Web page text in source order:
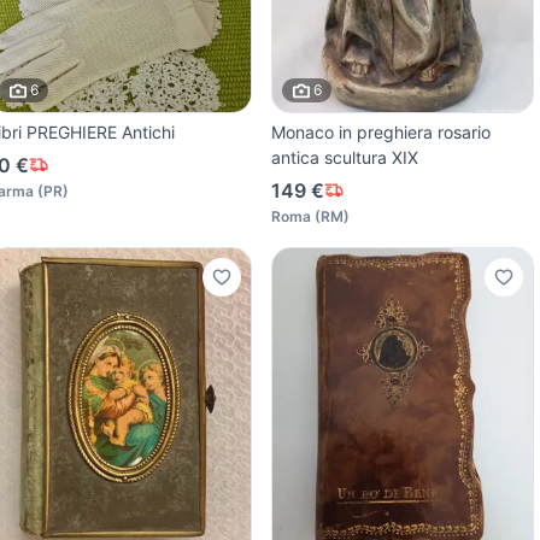
6
PREGHIERE Antichi
€
(PR)
6
Monaco in preghiera rosario
antica scultura XIX
149 €
Roma (RM)